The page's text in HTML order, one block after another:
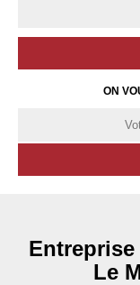
ON
Le